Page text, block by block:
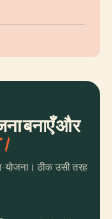
बनाएँ और
योजना। ठीक उसी तरह